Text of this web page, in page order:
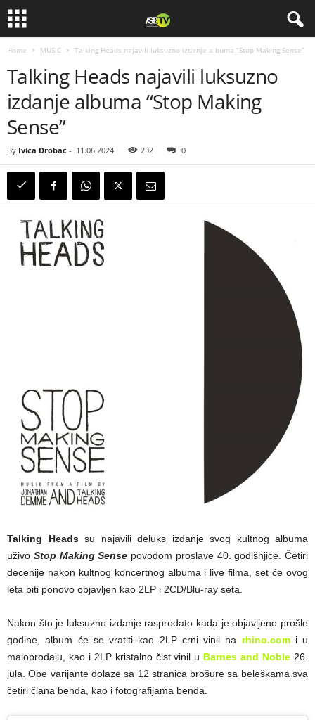
Home MUSIC Talking Heads najavili luksuzno izdanje albuma “Stop Making Sense”
Talking Heads najavili luksuzno
izdanje albuma “Stop Making
Sense”
By Ivica Drobac - 11.06.2024 232 0
Talking Headssu najavili deluks izdanje svog kultnog albuma
uživo Stop Making Sense povodom proslave 40. godišnjice. Četiri
decenije nakon kultnog koncertnog albuma i live filma, set će ovog
leta biti ponovo objavljen kao 2LP i 2CD/Blu-ray seta.
Nakon što je luksuzno izdanje rasprodato kada je objavljeno prošle
godine, album će se vratiti kao 2LP crni vinil na rhino.comi u
maloprodaju, kao i 2LP kristalno čist vinil u Barnes and Noble 26.
jula. Obe varijante dolaze sa 12 stranica brošure sa beleškama sva
četiri člana benda, kao i fotografijama benda.